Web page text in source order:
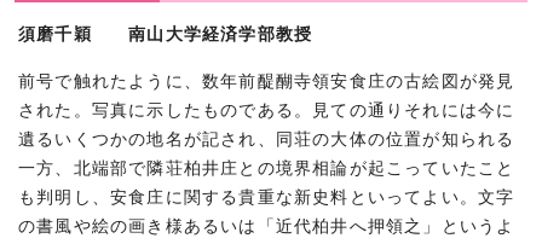
須磨千穎 南山大学経済学部教授
前号で触れたように、数年前醍醐寺領安食庄の古絵図が発見
された。写真に示したものである。見ての通りそれには今に
遺るいくつかの地名が記され、同荘の大体の位置が知られる
一方、北端部で隣荘柏井庄との境界相論が起こっていたこと
も判明し、安食庄に関する貴重な新史料といってよい。文字
の書風や絵の画き様あるいは「近代柏井へ押領之」というよ